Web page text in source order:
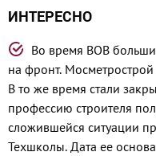
ИНТЕРЕСНО
Во время ВОВ
на фронт.
В то же время стали
профессию строителя
сложившейся ситуации
Техшколы. Дата ее